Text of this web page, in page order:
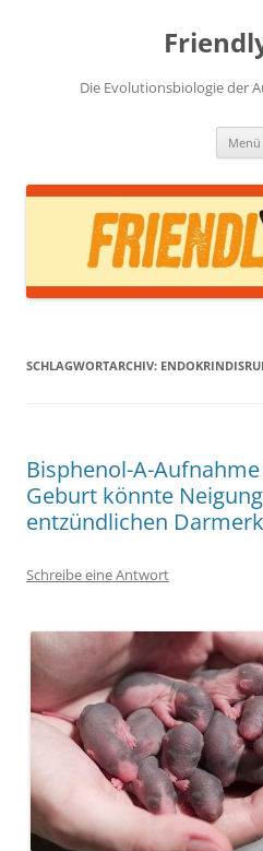
Die Evolutionsbiologie der
Menü
SCHLAGWORTARCHIV:
Bisphenol-A-
Geburt könnte
entzündlichen
Schreibe eine Antwort